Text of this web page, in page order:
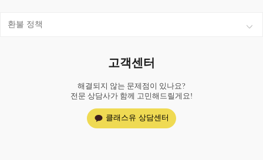
환불 정책
고객센터
해결되지 않는 문제점이 있나요?
전문 상담사가 함께 고민해드릴게요!
클래스유 상담센터